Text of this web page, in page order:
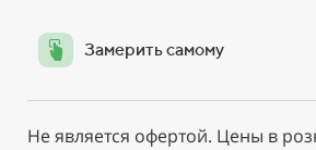
Замерить самому
Не является офертой. Цены в